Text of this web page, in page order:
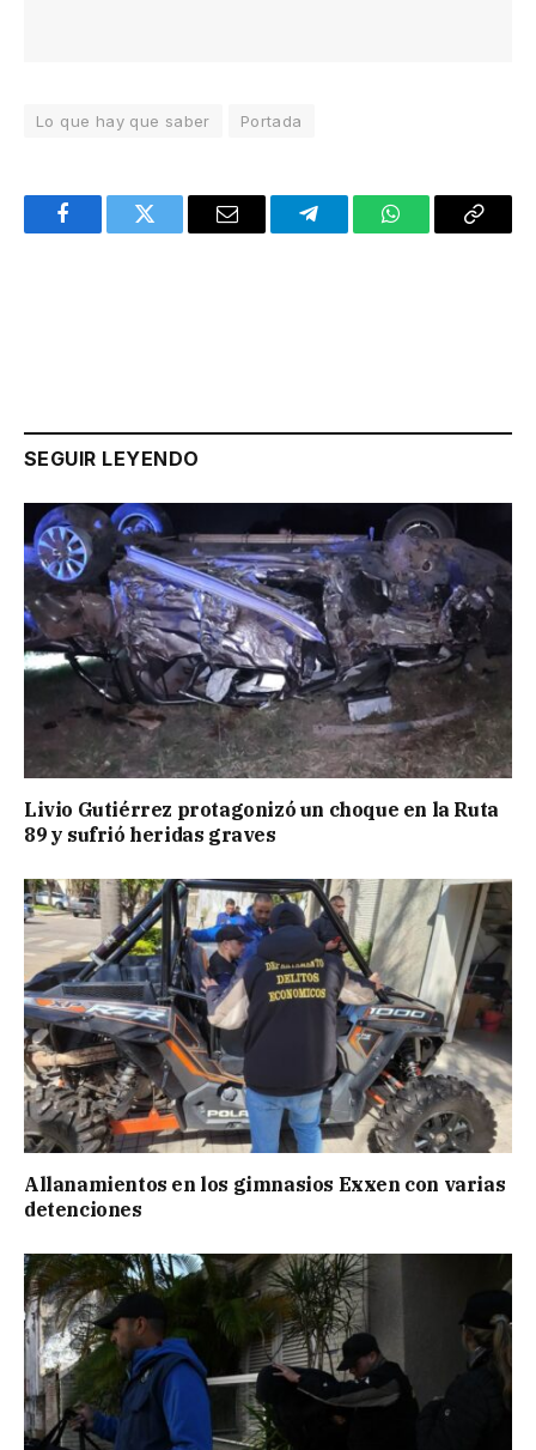
Lo que hay que saber Portada
FacebookTwitter Email TelegramWhatsAppCopy
SEGUIR LEYENDO
Livio Gutiérrez protagonizó un choque en la Ruta
89 y sufrió heridas graves
Allanamientos en los gimnasios Exxen con varias
detenciones